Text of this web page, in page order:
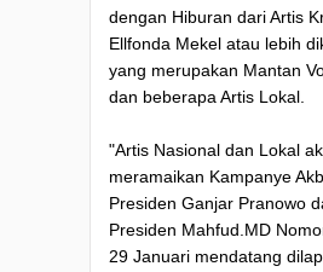
dengan Hiburan dari Artis
Ellfonda Mekel atau lebih
yang merupakan Mantan
dan beberapa Artis Lokal.
"Artis Nasional dan Lokal
meramaikan Kampanye
Presiden Ganjar Pranowo
Presiden Mahfud.MD
29 Januari mendatang